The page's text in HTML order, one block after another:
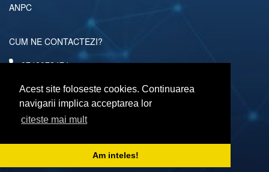
Acest site foloseste cookies. Continuarea
navigarii implica acceptarea lor
citeste mai mult
Am inteles!
ANPC
CUM NE CONTACTEZI?
0742072474
comenzi@computerescu.ro
URMARESTE-NE SI PE
Copyright © 2026 Computerescu.ro. All rights reserved